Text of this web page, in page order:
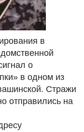
в
о
в одном из
Стражи
отправились на